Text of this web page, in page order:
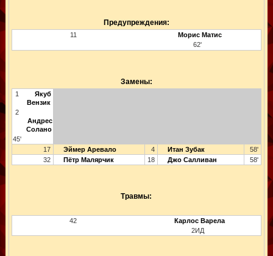
Предупреждения:
11
Морис Матис
62'
Замены:
1
Якуб
Вензик
2
Андрес
Солано
45'
17
Эймер Аревало 4 Итан Зубак
58'
32
Пётр Малярчик 18 Джо Салливан 58'
Травмы:
42
Карлос Варела
2ИД